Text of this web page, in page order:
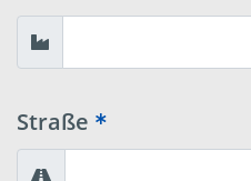
Straße